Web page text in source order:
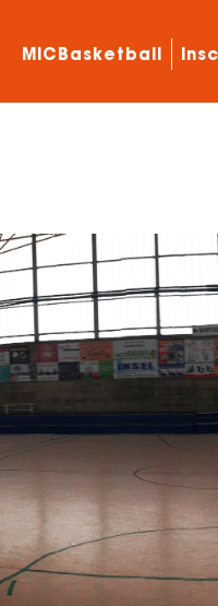
MICBasketball